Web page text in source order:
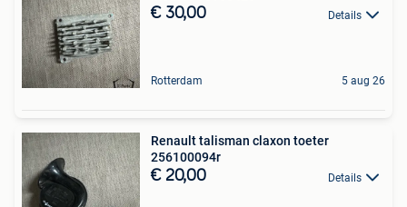
€ 30,00 Details
Rotterdam 5 aug 26
Renault talisman claxon toeter
256100094r
€ 20,00 Details